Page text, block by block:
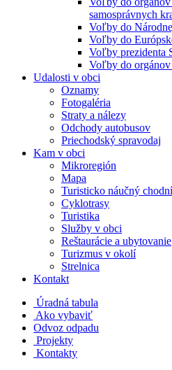
samosprávnych
Voľby do
Voľby do
Voľby prezidenta
Voľby do orgánov
Udalosti v obci
Oznamy
Fotogaléria
Straty a nálezy
Odchody autobusov
Priechodský spravodaj
Kam v obci
Mikroregión
Mapa
Turisticko náučný
Cyklotrasy
Turistika
Služby v obci
Reštaurácie a ubytovanie
Turizmus v okolí
Strelnica
Kontakt
Úradná tabula
Ako vybaviť
Odvoz odpadu
Projekty
Kontakty